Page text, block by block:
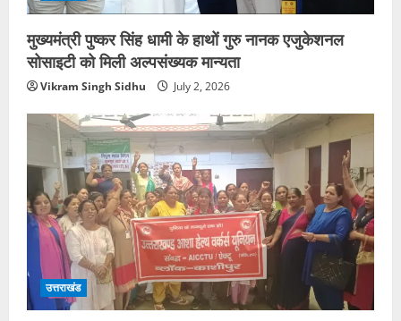
मुख्यमंत्री पुष्कर सिंह धामी के हाथों गुरु नानक एजुकेशनल
सोसाइटी को मिली अल्पसंख्यक मान्यता
Vikram Singh Sidhu July 2, 2026
उत्तराखंड